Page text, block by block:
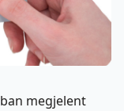
megjelent